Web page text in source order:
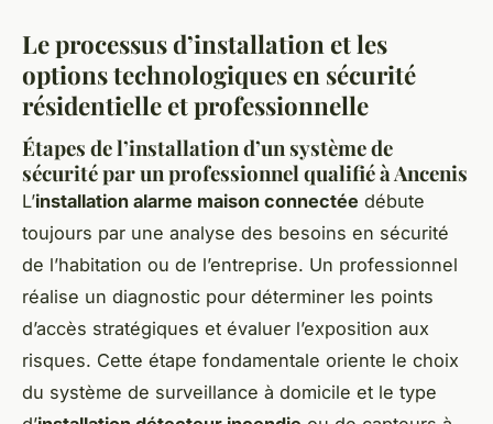
Le processus d’installation et les
options technologiques en sécurité
résidentielle et professionnelle
Étapes de l’installation d’un système de
sécurité par un professionnel qualifié à Ancenis
L’installation alarme maison connectée débute
toujours par une analyse des besoins en sécurité
de l’habitation ou de l’entreprise. Un professionnel
réalise un diagnostic pour déterminer les points
d’accès stratégiques et évaluer l’exposition aux
risques. Cette étape fondamentale oriente le choix
du système de surveillance à domicile et le type